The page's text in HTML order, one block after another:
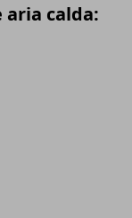
aria calda: